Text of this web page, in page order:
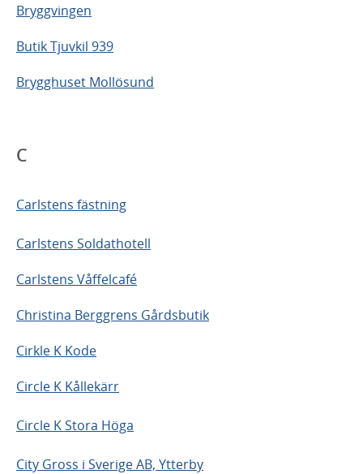
Bryggvingen
Butik Tjuvkil 939
Brygghuset Mollösund
C
Carlstens fästning
Carlstens Soldathotell
Carlstens Våffelcafé
Christina Berggrens Gårdsbutik
Cirkle K Kode
Circle K Kållekärr
Circle K Stora Höga
City Gross i Sverige AB, Ytterby